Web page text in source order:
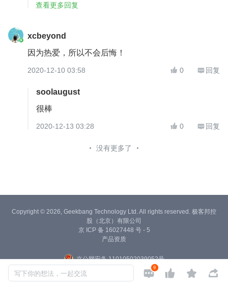
查看更多回复
xcbeyond
因为热爱，所以不会后悔！
2020-12-10 03:58  0  回复
soolaugust
很棒
2020-12-13 03:28  0  回复
没有更多了
写下你的想法，一起交流 9   
Copyright © 2026, Geekbang Technology Ltd. All rights reserved. 极客邦控
股（北京）有限公司
京 ICP 备 16027448 号 - 5
产品资质
京公网安备 11010502039052号